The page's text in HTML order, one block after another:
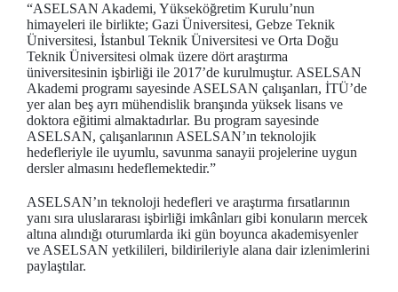
“ASELSAN Akademi, Yükseköğretim Kurulu’nun
himayeleri ile birlikte; Gazi Üniversitesi, Gebze Teknik
Üniversitesi, İstanbul Teknik Üniversitesi ve Orta Doğu
Teknik Üniversitesi olmak üzere dört araştırma
üniversitesinin işbirliği ile 2017’de kurulmuştur. ASELSAN
Akademi programı sayesinde ASELSAN çalışanları, İTÜ’de
yer alan beş ayrı mühendislik branşında yüksek lisans ve
doktora eğitimi almaktadırlar. Bu program sayesinde
ASELSAN, çalışanlarının ASELSAN’ın teknolojik
hedefleriyle ile uyumlu, savunma sanayii projelerine uygun
dersler almasını hedeflemektedir.”
ASELSAN’ın teknoloji hedefleri ve araştırma fırsatlarının
yanı sıra uluslararası işbirliği imkânları gibi konuların mercek
altına alındığı oturumlarda iki gün boyunca akademisyenler
ve ASELSAN yetkilileri, bildirileriyle alana dair izlenimlerini
paylaştılar.